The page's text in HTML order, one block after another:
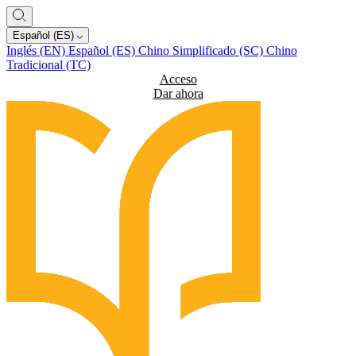
Español (ES)
Inglés (EN) Español (ES) Chino Simplificado (SC) Chino
Tradicional (TC)
Acceso
Dar ahora